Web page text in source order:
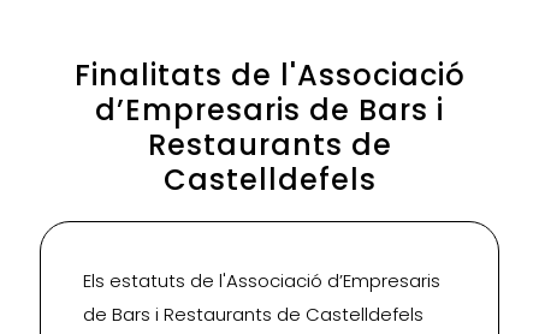
Finalitats de l'Associació
d’Empresaris de Bars i
Restaurants de
Castelldefels
Els estatuts de l'Associació d’Empresaris
de Bars i Restaurants de Castelldefels